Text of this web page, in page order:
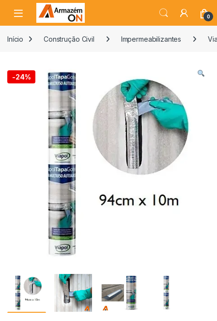
0
Início Construção Civil Impermeabilizantes
-24%